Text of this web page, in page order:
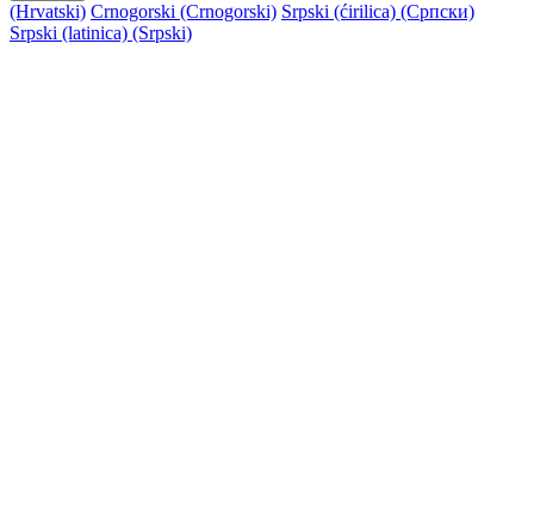
(Hrvatski) Crnogorski (Crnogorski) Srpski (ćirilica) (Српски)
Srpski (latinica) (Srpski)